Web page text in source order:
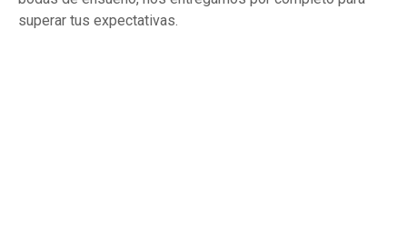
superar tus expectativas.